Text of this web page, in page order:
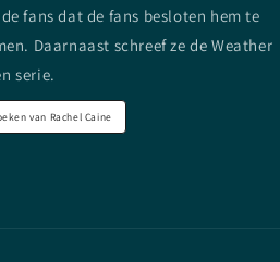
fans dat de fans besloten hem te
Daarnaast schreef ze de Weather
serie.
van Rachel Caine